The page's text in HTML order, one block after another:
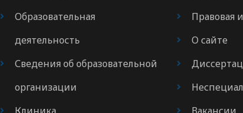
Образовательная
деятельность
Сведения об образовательной
организации
Правовая
О сайте